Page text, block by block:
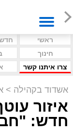
ראשי
חינוך
צרו איתנו קשר
אשדוד בקהילה >
איזור
חדש: